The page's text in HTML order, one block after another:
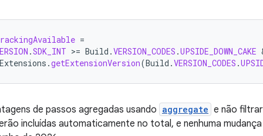
=
.SDK_INT >= Build .VERSION_CODES .UPSIDE_DOWN_CAKE
.getExtensionVersion(Build .VERSION_CODES .
de passos agregadas usando aggregate e não
incluídas automaticamente no total, e nenhuma